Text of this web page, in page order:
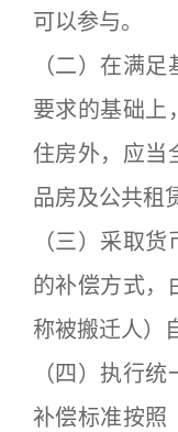
可以参与。
（二）在满
要求的基础上
住房外，应当
品房及公共租
（三）采取
的补偿方式，
称被搬迁人）
（四）执行
补偿标准按照